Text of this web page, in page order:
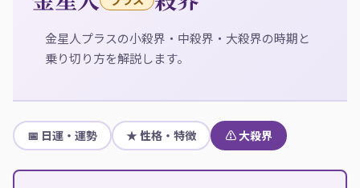
金星人プラスの小殺界・中殺界・大殺界の時期と
乗り切り方を解説します。
📅 日運・運勢 ★ 性格・特徴 ⚠ 大殺界